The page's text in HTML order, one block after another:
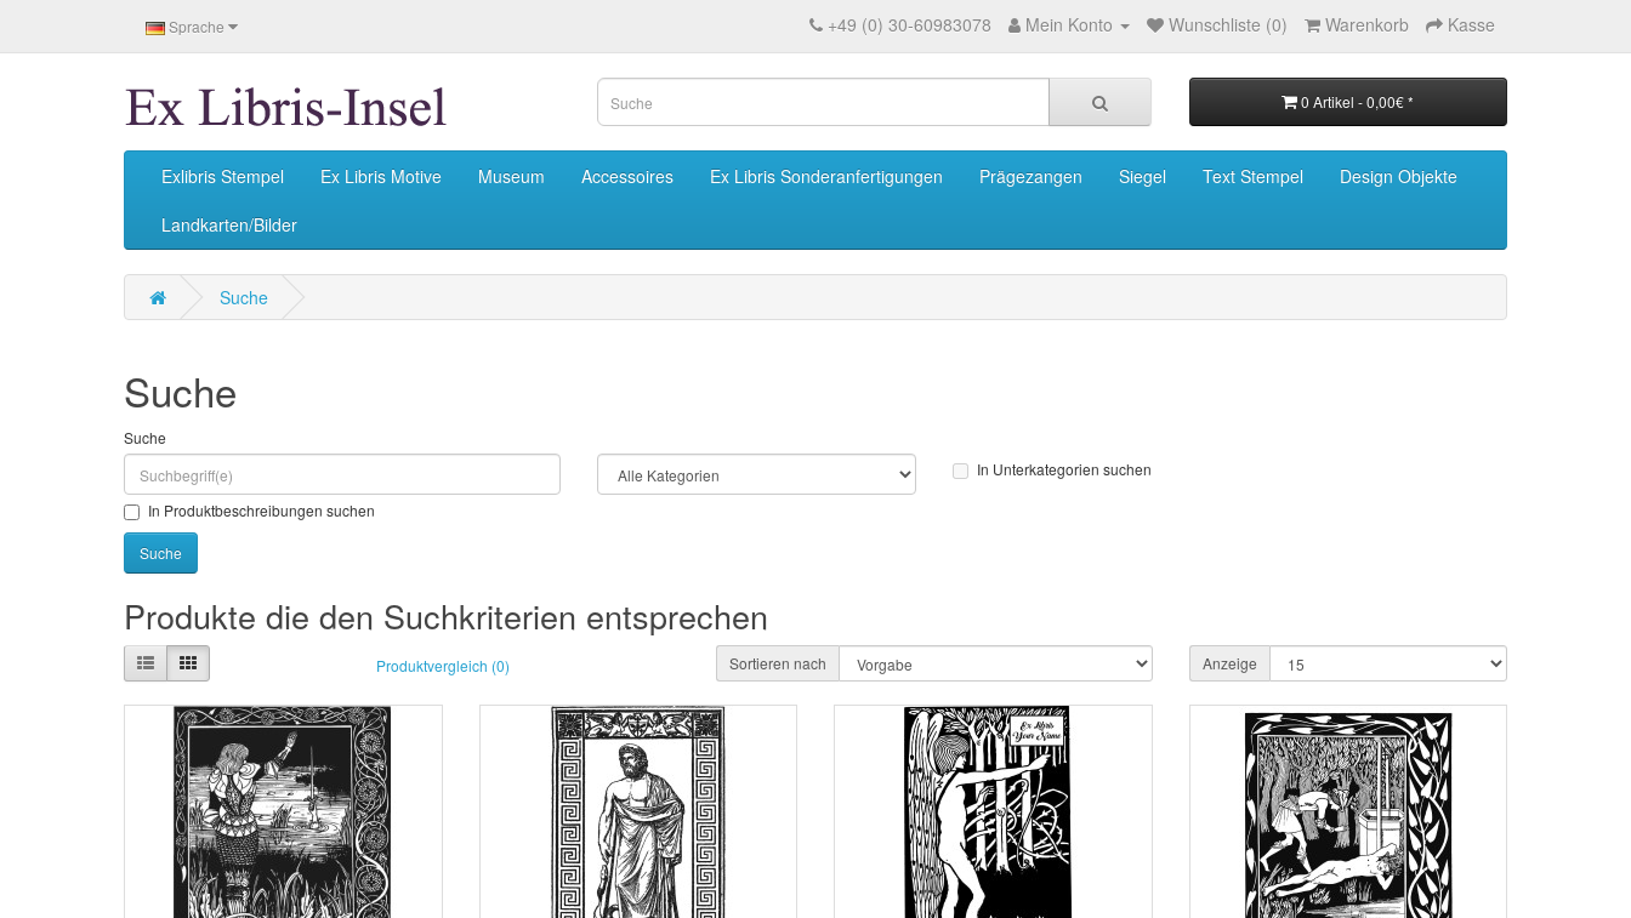
Sprache +49 (0) 30-60983078 Mein Konto Wunschliste (0) Warenkorb Kasse
0 Artikel - 0,00€ *
Exlibris Stempel Ex Libris Motive Museum Accessoires Ex Libris Sonderanfertigungen Prägezangen Siegel Text Stempel
Design Objekte
Landkarten/Bilder
Suche
Suche
Suche
In Unterkategorien suchen
In Produktbeschreibungen suchen
Produkte die den Suchkriterien entsprechen
Produktvergleich (0) Sortieren nach Anzeige